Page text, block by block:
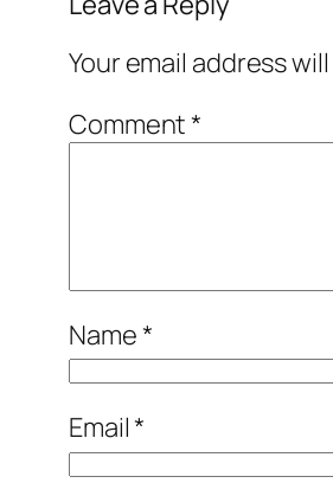
Your email address
Comment*
Name*
Email*